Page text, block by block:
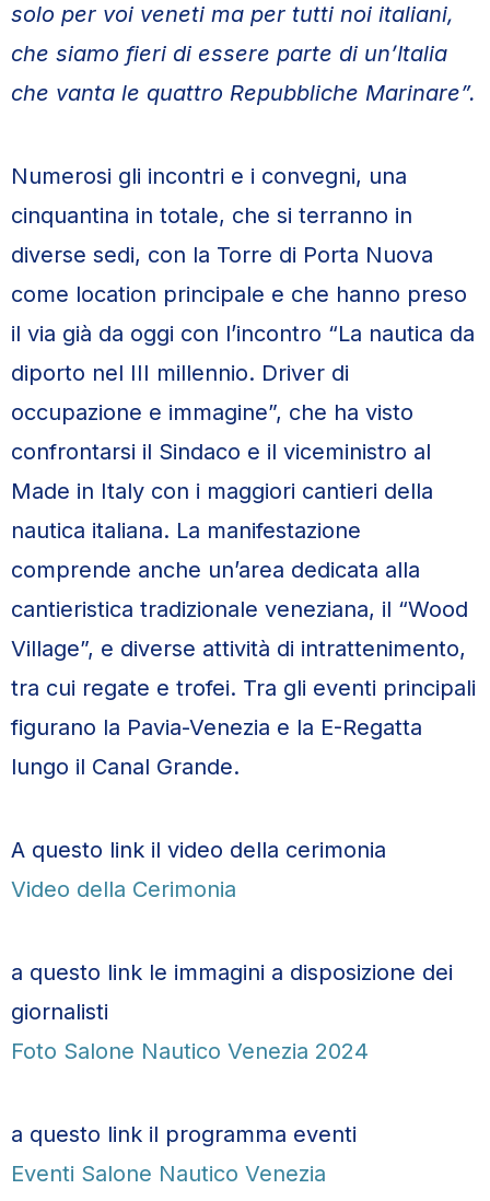
solo per voi veneti ma per tutti noi italiani,
che siamo fieri di essere parte di un’Italia
che vanta le quattro Repubbliche Marinare”.
Numerosi gli incontri e i convegni, una
cinquantina in totale, che si terranno in
diverse sedi, con la Torre di Porta Nuova
come location principale e che hanno preso
il via già da oggi con l’incontro “La nautica da
diporto nel III millennio. Driver di
occupazione e immagine”, che ha visto
confrontarsi il Sindaco e il viceministro al
Made in Italy con i maggiori cantieri della
nautica italiana. La manifestazione
comprende anche un’area dedicata alla
cantieristica tradizionale veneziana, il “Wood
Village”, e diverse attività di intrattenimento,
tra cui regate e trofei. Tra gli eventi principali
figurano la Pavia-Venezia e la E-Regatta
lungo il Canal Grande.
A questo link il video della cerimonia
Video della Cerimonia
a questo link le immagini a disposizione dei
giornalisti
Foto Salone Nautico Venezia 2024
a questo link il programma eventi
Eventi Salone Nautico Venezia